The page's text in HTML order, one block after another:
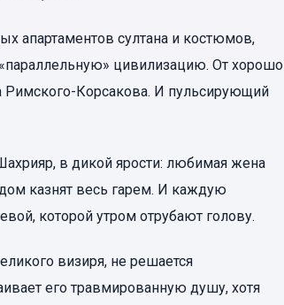
апартаментов султана и костюмов,
цивилизацию. От хорошо
Римского-Корсакова. И пульсирующий
в дикой ярости: любимая жена
казнят весь гарем. И каждую
которой утром отрубают голову.
визиря, не решается
его травмированную душу, хотя